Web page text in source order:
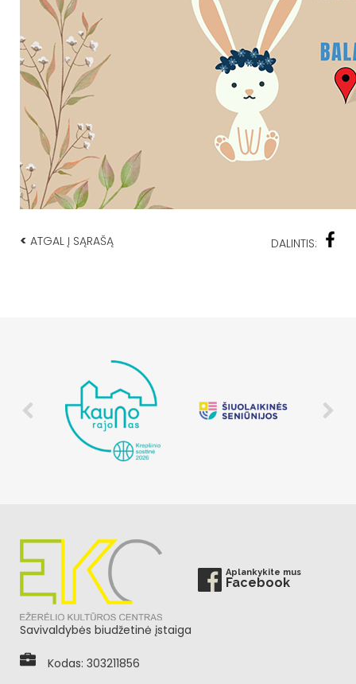
< ATGAL Į SĄRAŠĄ DALINTIS:
Aplankykite mus
Facebook
Savivaldybės biudžetinė įstaiga
Kodas: 303211856